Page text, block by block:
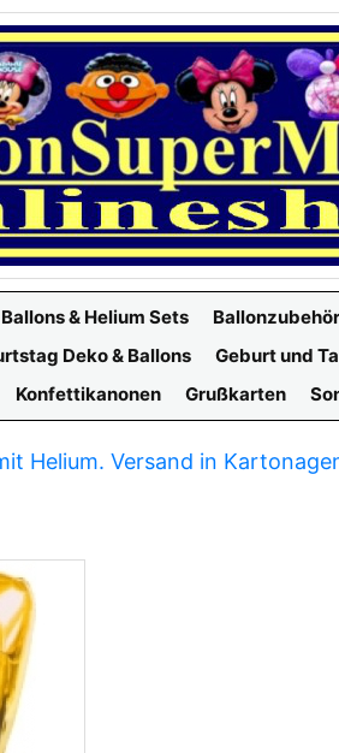
Ballons & Helium Sets Ballonzubehör
Deko & Ballons Geburt und
Konfettikanonen Grußkarten
Helium. Versand in